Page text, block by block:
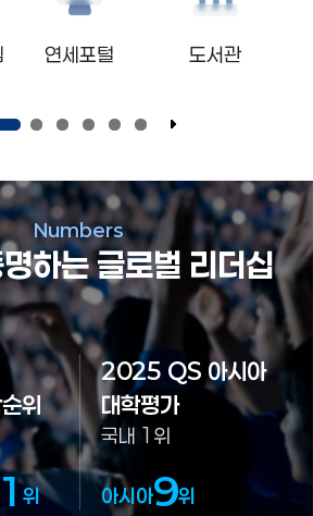
연세포털 도서관
Numbers
하는 글로벌 리더십
위
1위
2025 QS 아시아
대학평가
국내 1위
아시아9위